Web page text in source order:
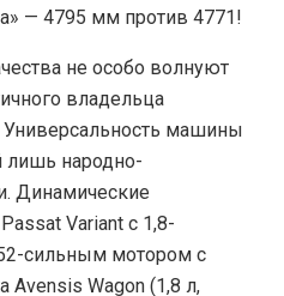
— 4795 мм против 4771!
не особо волнуют
владельца
Универсальность машины
лишь народно-
Динамические
Variant с 1,8-
сильным мотором с
Avensis Wagon (1,8 л,